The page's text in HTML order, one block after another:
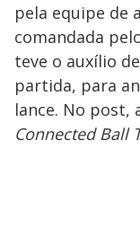
pela equipe de
comandada
teve o auxílio
partida, para
lance. No post,
Connected Ball